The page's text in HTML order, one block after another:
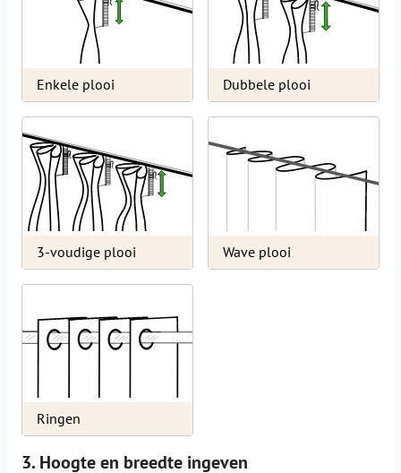
Enkele plooi Dubbele plooi
3-voudige plooi Wave plooi
Ringen
3. Hoogte en breedte ingeven